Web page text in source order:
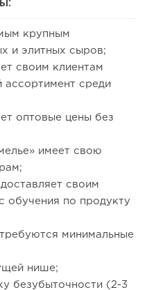
крупным
и элитных сыров;
своим клиентам
ассортимент среди
оптовые цены без
имеет свою
своим
обучения по продукту
минимальные
нише;
безубыточности (2-3